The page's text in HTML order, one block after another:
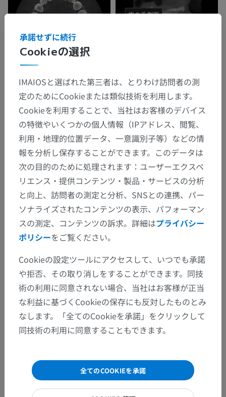
解剖学的階層
人体
> 骨格系> 歯> 歯
歯の舌側面
Cookieの選択
承諾せずに続行
IMAIOSと選ばれた第三者は、とりわけ訪問者の測
定のためにCookieまたは類似技術を利用します。
Cookieを利用することで、当社はお客様のデバイス
の特徴やいくつかの個人情報（IPアドレス、閲覧、
利用・地理的位置データ、一意識別子等）などの情
報を分析し保存することができます。このデータは
次の目的のために処理されます：ユーザーエクスペ
リエンス・提供コンテンツ・製品・サービスの分析
と向上、訪問者の測定と分析、SNSとの連携、パー
ソナライズされたコンテンツの表示、パフォーマン
スの測定、コンテンツの訴求。詳細はプライバシー
ポリシーをご覧ください。
Cookieの設定ツールにアクセスして、いつでも承諾
や拒否、その取り消しをすることができます。同技
術の利用に同意されない場合、当社はお客様が正当
な利益に基づくCookieの保存にも反対したものとみ
なします。「全てのCookieを承諾」をクリックして
同技術の利用に同意することもできます。
全てのCOOKIEを承諾